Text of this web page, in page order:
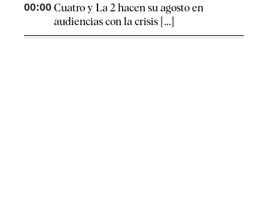
00:00 Cuatro y La 2 hacen su agosto en
audiencias con la crisis [...]